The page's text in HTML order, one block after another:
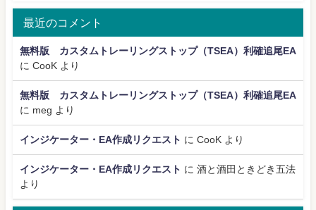
最近のコメント
無料版 カスタムトレーリングストップ（TSEA）利確追尾EA
に CooK より
無料版 カスタムトレーリングストップ（TSEA）利確追尾EA
に meg より
インジケーター・EA作成リクエスト に CooK より
インジケーター・EA作成リクエスト に 酒と酒田ときどき五法
より